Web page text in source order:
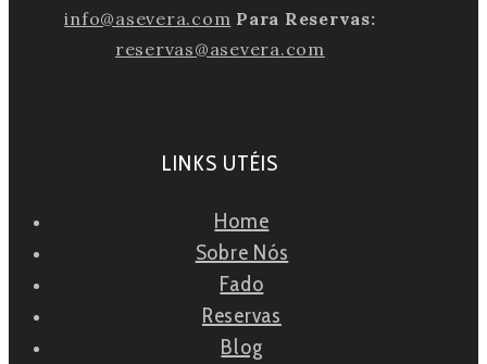
info@asevera.com Para Reservas:
reservas@asevera.com
LINKS UTÉIS
Home
Sobre Nós
Fado
Reservas
Blog